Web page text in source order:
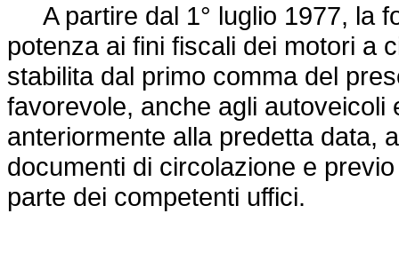
A partire dal 1° luglio 1977, la
potenza ai fini fiscali dei motori a
stabilita dal primo comma del
favorevole, anche agli
anteriormente alla predetta data,
documenti di circolazione e
parte dei competenti uffici.